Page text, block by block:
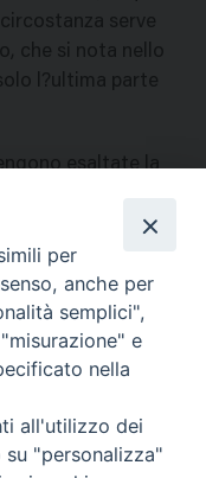
serve
che si nota nello
l?ultima parte
esaltate la
quindi a tutti la
per
anche per
semplici",
e
nella
all'utilizzo dei
"personalizza"